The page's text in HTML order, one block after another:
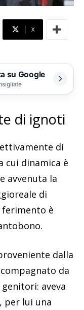
X
su Google
di ignoti
di
cui dinamica è
avvenuta la
di
ferimento è
dalla
da
aveva
per lui una